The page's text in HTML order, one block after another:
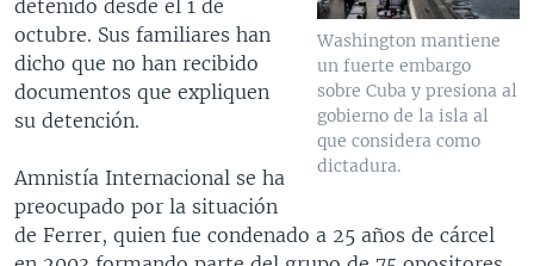
Washington mantiene
un fuerte embargo
sobre Cuba y presiona al
gobierno de la isla al
que considera como
dictadura.
detenido desde el 1 de
octubre. Sus familiares han
dicho que no han recibido
documentos que expliquen
su detención.
Amnistía Internacional se ha
preocupado por la situación
de Ferrer, quien fue condenado a 25 años de cárcel